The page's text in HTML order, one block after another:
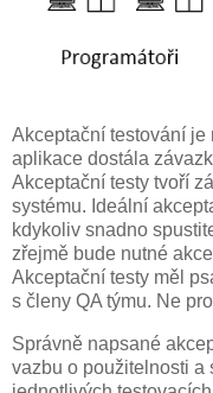
Akceptační testování je
aplikace dostála
Akceptační testy tvoří
systému. Ideální
kdykoliv snadno
zřejmě bude nutné
Akceptační testy měl
s členy QA týmu. Ne
Správně napsané
vazbu o použitelnosti a